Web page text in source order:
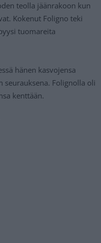
teolla jäänrakoon kun
Kokenut Foligno teki
tuomareita
hänen kasvojensa
seurauksena. Folignolla oli
kenttään.